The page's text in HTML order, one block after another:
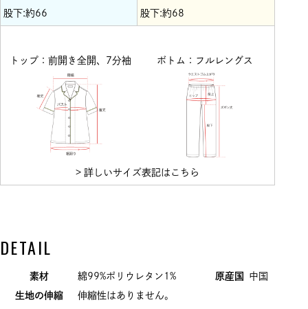
股下:約66
股下:約68
トップ：前開き全開、7分袖 ボトム：フルレングス
> 詳しいサイズ表記はこちら
DETAIL
素材 綿99%ポリウレタン1% 原産国
中国
生地の伸縮
伸縮性はありません。